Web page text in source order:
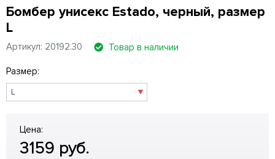
Бомбер унисекс Estado, черный, размер
L
Артикул: 20192.30 Товар в наличии
Размер:
Цена:
3159 руб.